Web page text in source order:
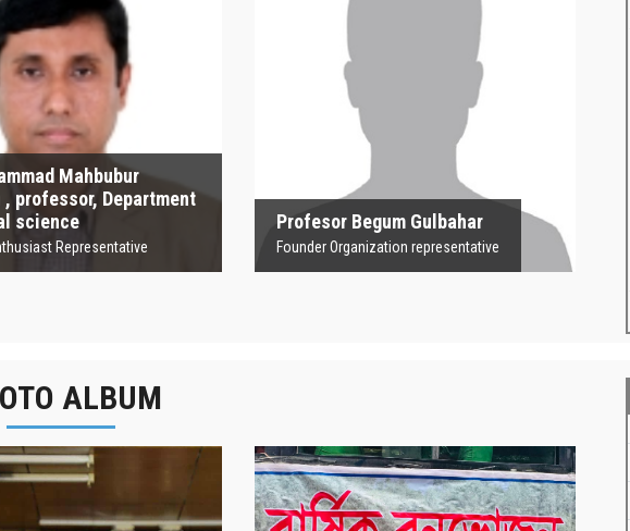
Begum Gulbahar
representative
Profesor Begum
Gulbahar
Organization representative
Sharmin Afroza
Principal (Acting)
Sharmin Afroza
Principal (Acting)
ALBUM